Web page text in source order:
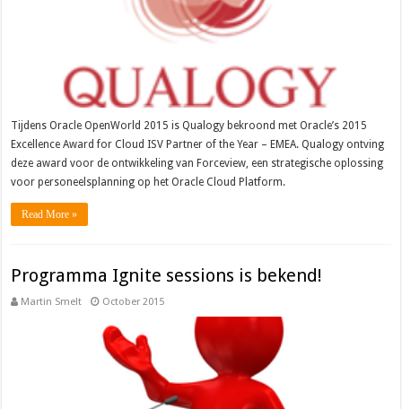
Tijdens Oracle OpenWorld 2015 is Qualogy bekroond met Oracle’s 2015
Excellence Award for Cloud ISV Partner of the Year – EMEA. Qualogy ontving
deze award voor de ontwikkeling van Forceview, een strategische oplossing
voor personeelsplanning op het Oracle Cloud Platform.
Read More »
Programma Ignite sessions is bekend!
Martin Smelt October 2015